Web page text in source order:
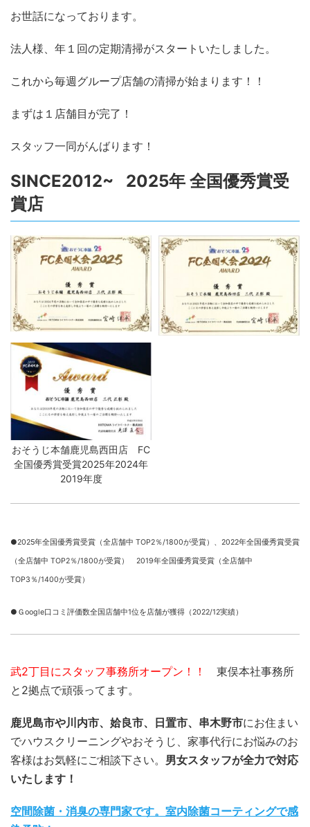
お世話になっております。
法人様、年１回の定期清掃がスタートいたしました。
これから毎週グループ店舗の清掃が始まります！！
まずは１店舗目が完了！
スタッフ一同がんばります！
SINCE2012~ 2025年 全国優秀賞受
賞店
おそうじ本舗鹿児島西田店 FC
全国優秀賞受賞2025年2024年
2019年度
●2025年全国優秀賞受賞（全店舗中 TOP2％/1800が受賞）、 2022年全国優秀賞受賞
（全店舗中 TOP2％/1800が受賞） 2019年全国優秀賞受賞（全店舗中
TOP3％/1400が受賞）
●Ｇoogle口コミ評価数全国店舗中1位を店舗が獲得（2022/12実績）
武2丁目にスタッフ事務所オープン！！
東俣本社事務所
と2拠点で頑張ってます。
鹿児島市や川内市、姶良市、日置市、串木野市にお住まい
でハウスクリーニングやおそうじ、家事代行にお悩みのお
客様はお気軽にご相談下さい。 男女スタッフが全力で対応
いたします！
空間除菌・消臭の専門家です。室内除菌コーティングで感